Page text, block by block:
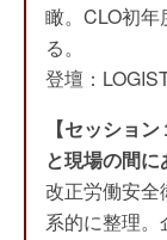
瞰。CLO初
る。
登壇：
【セッショ
と現場の間に
改正労働安全
系的に整理